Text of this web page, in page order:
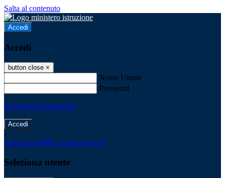
Salta al contenuto
Accedi
Accedi
button close ×
Nome Utente
Password
Password dimenticata?
-
Entra con SPID Entra con CIE
Seleziona utente